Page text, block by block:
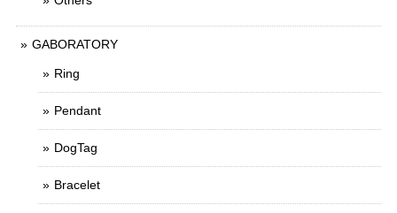
GABORATORY
Ring
Pendant
DogTag
Bracelet